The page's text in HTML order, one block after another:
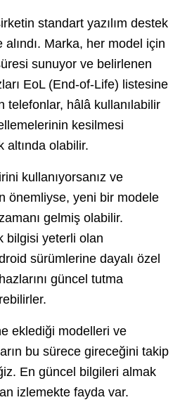
standart yazılım destek
Marka, her model için
sunuyor ve belirlenen
EoL (End-of-Life) listesine
telefonlar, hâlâ kullanılabilir
kesilmesi
altında olabilir.
kullanıyorsanız ve
önemliyse, yeni bir modele
gelmiş olabilir.
bilgisi yeterli olan
sürümlerine dayalı özel
güncel tutma
eklediği modelleri ve
bu sürece gireceğini takip
En güncel bilgileri almak
izlemekte fayda var.